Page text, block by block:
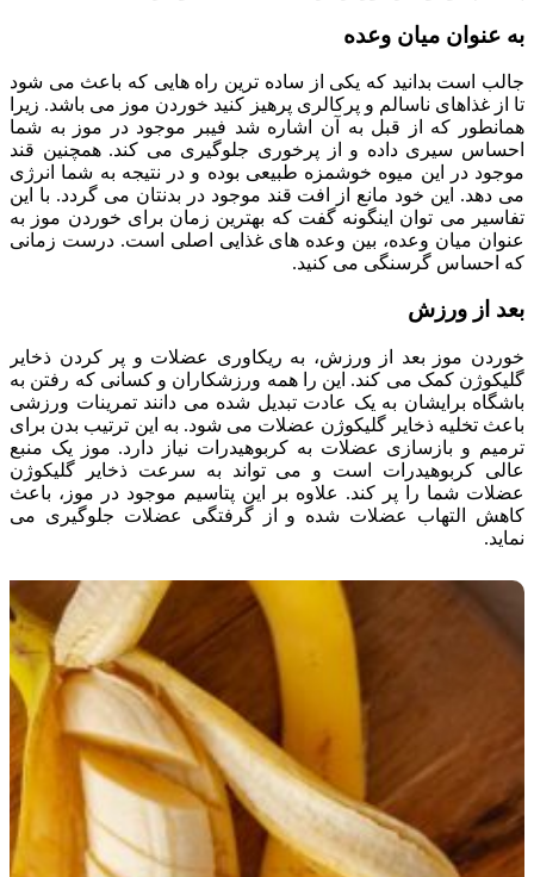
به عنوان میان وعده
جالب است بدانید که یکی از ساده ترین راه هایی که باعث می شود
تا از غذاهای ناسالم و پرکالری پرهیز کنید خوردن موز می باشد. زیرا
همانطور که از قبل به آن اشاره شد فیبر موجود در موز به شما
احساس سیری داده و از پرخوری جلوگیری می کند. همچنین قند
موجود در این میوه خوشمزه طبیعی بوده و در نتیجه به شما انرژی
می دهد. این خود مانع از افت قند موجود در بدنتان می گردد. با این
تفاسیر می توان اینگونه گفت که بهترین زمان برای خوردن موز به
عنوان میان وعده، بین وعده های غذایی اصلی است. درست زمانی
که احساس گرسنگی می کنید.
بعد از ورزش
خوردن موز بعد از ورزش، به ریکاوری عضلات و پر کردن ذخایر
گلیکوژن کمک می کند. این را همه ورزشکاران و کسانی که رفتن به
باشگاه برایشان به یک عادت تبدیل شده می دانند تمرینات ورزشی
باعث تخلیه ذخایر گلیکوژن عضلات می شود. به این ترتیب بدن برای
ترمیم و بازسازی عضلات به کربوهیدرات نیاز دارد. موز یک منبع
عالی کربوهیدرات است و می تواند به سرعت ذخایر گلیکوژن
عضلات شما را پر کند. علاوه بر این پتاسیم موجود در موز، باعث
کاهش التهاب عضلات شده و از گرفتگی عضلات جلوگیری می
نماید.